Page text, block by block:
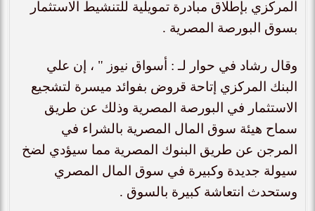
المركزي بإطلاق مبادرة تمويلية للتنشيط الاستثمار
بسوق البورصة المصرية .
وقال رشاد في حوار لـ : أسواق نيوز " ، إن علي
البنك المركزي إتاحة قروض بفوائد ميسرة لتشجيع
الاستثمار في البورصة المصرية وذلك عن طريق
سماح هيئة سوق المال المصرية بالشراء في
المرجن عن طريق البنوك المصرية مما سيؤدي لضخ
سيولة جديدة وكبيرة في سوق المال المصري
وستحدث انتعاشة كبيرة بالسوق .